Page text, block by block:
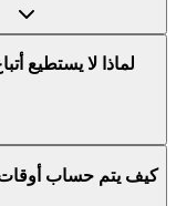
لماذا لا يستطيع
كيف يتم حساب أوقات